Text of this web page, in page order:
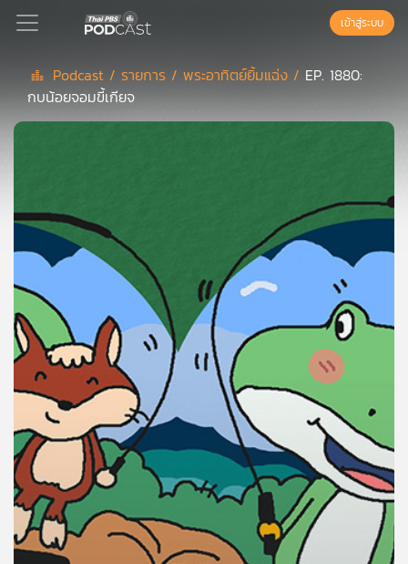
Podcast
ลิ
สต์
แนะนำ
เพล
ย์
ลิ
ของ
เพลง
บทความ
เข้าสู่ระบบ
Podcast / รายการ /พระอาทิตย์ยิ้มแฉ่ง / EP. 1880:
กบน้อยจอมขี้เกียจ